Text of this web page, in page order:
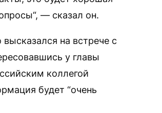
— сказал он.
на встрече с
у главы
коллегой
будет “очень